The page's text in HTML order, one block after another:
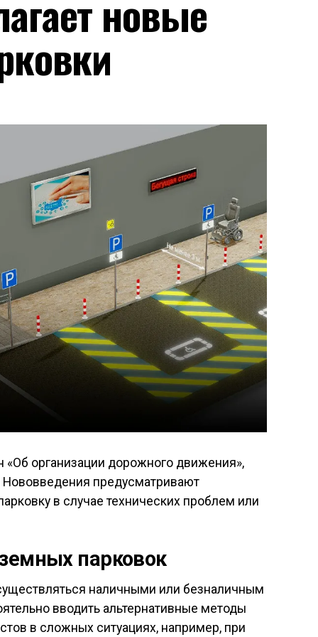
новые
организации дорожного движения»,
Нововведения предусматривают
в случае технических проблем или
парковок
наличными или безналичным
вводить альтернативные методы
в сложных ситуациях, например, при